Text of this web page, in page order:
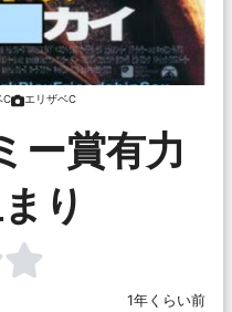
C エリザベC
ー賞有力
り
1年くらい前